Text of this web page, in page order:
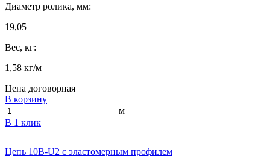
Диаметр ролика, мм:
19,05
Вес, кг:
1,58 кг/м
Цена договорная
В корзину
м
В 1 клик
Цепь 10B-U2 с эластомерным профилем